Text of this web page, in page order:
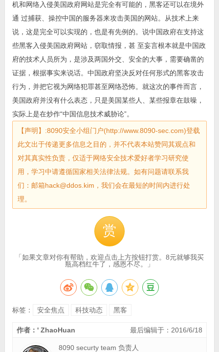
机和网络入侵美国政府网站是完全有可能的，黑客还可以在境外
通 过捕获、操控中国的服务器来攻击美国的网站。从技术上来
说，这是完全可以实现的，也是有先例的。说中国政府在支持这
些黑客入侵美国政府网站，窃取情报，甚 至妄言根本就是中国政
府的技术人员所为，是涉及两国外交、安全的大事，需要确凿的
证据，根据事实来说话。中国政府坚决反对任何形式的黑客攻击
行为，并把它视为网络犯罪甚至网络恐怖。就这次的事件而言，
美国政府并没有什么表态，只是美国某些人、某些报章在鼓噪，
实际上是在炒作“中国信息技术威胁论”。
【声明】:8090安全小组门户(http://www.8090-sec.com)登载
此文出于传递更多信息之目的，并不代表本站赞同其观点和
对其真实性负责，仅适于网络安全技术爱好者学习研究使
用，学习中请遵循国家相关法律法规。如有问题请联系我
们：邮箱hack@ddos.kim，我们会在最短的时间内进行处
理。
赏
「如果文章对你有帮助，欢迎点击上方按钮打赏。8元就够我买
瓶高档红牛了，感恩不尽。」
标签： 安全焦点 科技动态 黑客
最后编辑于：2016/6/18
作者：' ZhaoHuan
8090 securty team 负责人